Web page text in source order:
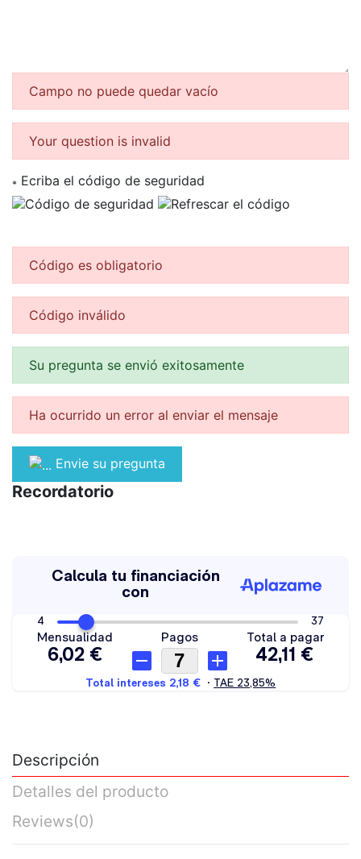
Campo no puede quedar vacío
Your question is invalid
* Ecriba el código de seguridad
Código es obligatorio
Código inválido
Su pregunta se envió exitosamente
Ha ocurrido un error al enviar el mensaje
Envie su pregunta
Recordatorio
Descripción
Detalles del producto
Reviews(0)